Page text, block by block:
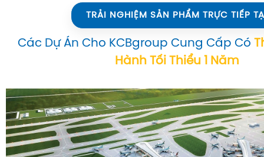
TRẢI NGHIỆM SẢN PHẨM TRỰC TIẾP
Các Dự Án Cho KCBgroup Cung Cấp Có
Hành Tối Thiểu 1 Năm